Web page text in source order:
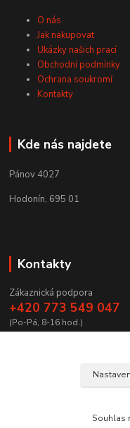
O nás
Jak nakupovat
Ukázky našich prací
Obchodní podmínky
Ochrana soukromí
Kontakty
Kde nás najdete
Pánov 4027
Hodonín, 695 01
Kontakty
Zákaznická podpora
+420 773 549 047
(Po-Pá, 8-16 hod.)
Souhlas